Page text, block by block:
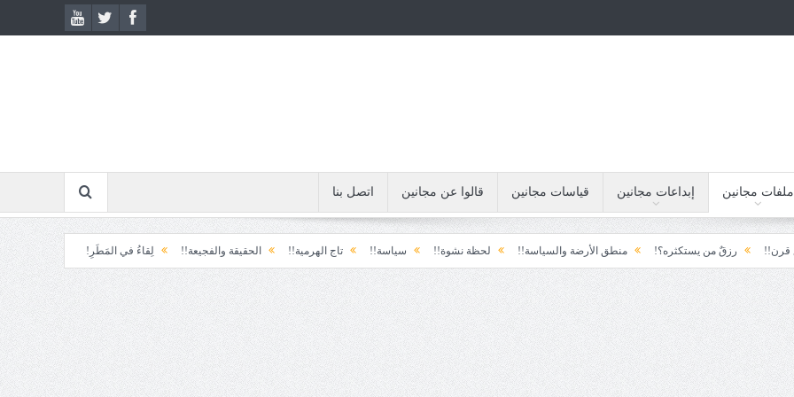
ملفات مجانين إبداعات مجانين قياسات مجانين قالوا عن مجانين اتصل بنا
رزقٌ من يستكثره؟! منطق الأرضة والسياسة!! لحظة نشوة!! سياسة!! تاج الهرمية!! الحقيقة والفجيعة!! لِقاءُ في المَطَرِ! أين القيادة!!